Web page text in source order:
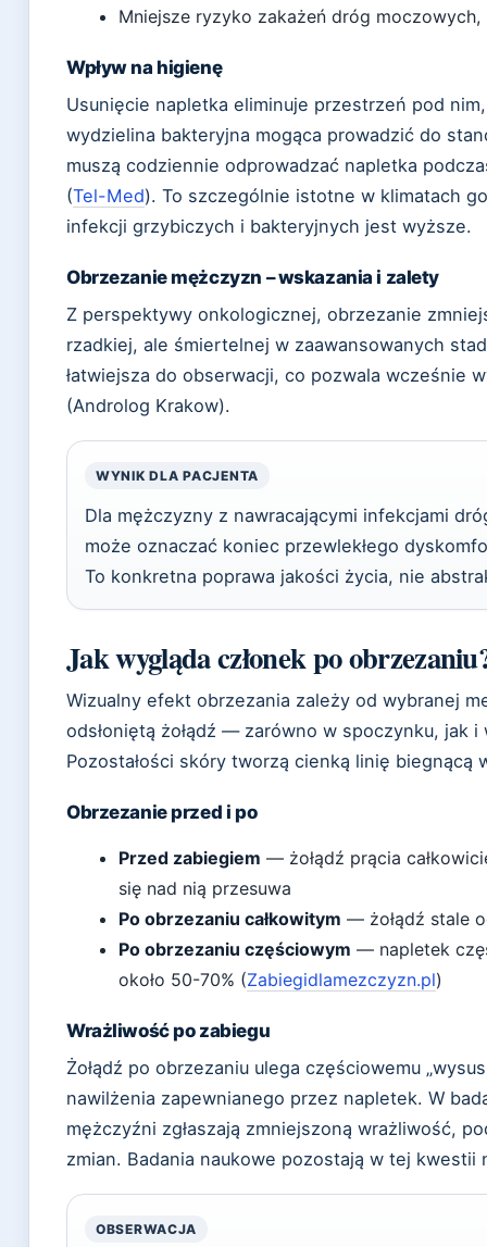
Mniejsze ryzyko zakażeń dróg moczowych,
Wpływ na higienę
Usunięcie napletka eliminuje przestrzeń pod
wydzielina bakteryjna mogąca prowadzić do
muszą codziennie odprowadzać napletka
(Tel-Med). To szczególnie istotne w klimatach
infekcji grzybiczych i bakteryjnych jest wyższe.
Obrzezanie mężczyzn – wskazania i zalety
Z perspektywy onkologicznej, obrzezanie
rzadkiej, ale śmiertelnej w zaawansowanych
łatwiejsza do obserwacji, co pozwala wcześnie
(Androlog Krakow).
WYNIK DLA PACJENTA
Dla mężczyzny z nawracającymi infekcjami
może oznaczać koniec przewlekłego
To konkretna poprawa jakości życia, nie
Jak wygląda członek po
Wizualny efekt obrzezania zależy od wybranej
odsłoniętą żołądź — zarówno w spoczynku, jak
Pozostałości skóry tworzą cienką linię biegnącą
Obrzezanie przed i po
Przed zabiegiem — żołądź prącia
się nad nią przesuwa
Po obrzezaniu całkowitym — żołądź stale
Po obrzezaniu częściowym — napletek
około 50-70% (Zabiegidlamezczyzn.pl)
Wrażliwość po zabiegu
Żołądź po obrzezaniu ulega częściowemu
nawilżenia zapewnianego przez napletek. W
mężczyźni zgłaszają zmniejszoną wrażliwość,
zmian. Badania naukowe pozostają w tej
OBSERWACJA